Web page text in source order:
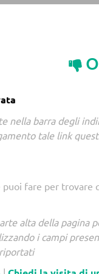
nella barra degli
tale link
fare per trovare
alta della pagina
i campi